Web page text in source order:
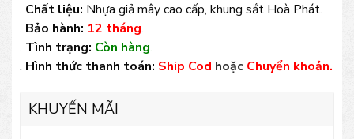
. Chất liệu: Nhựa giả mây cao cấp, khung sắt Hoà Phát.
. Bảo hành: 12 tháng.
. Tình trạng: Còn hàng.
. Hình thức thanh toán: Ship Cod hoặc Chuyển khoản.
KHUYẾN MÃI